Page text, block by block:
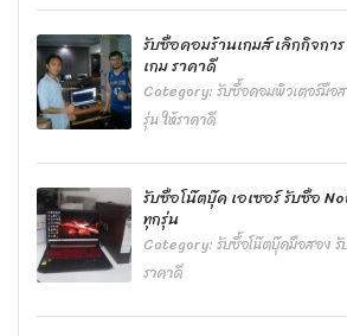
รับซื้อคอมร้านเกมส์ เลิกกิจกา
เกม ราคาดี
Category:รับซื้อคอมพิวเตอร์มือ
รุ่น ให้ราคาดี
รับซื้อโน๊ตบุ๊ค เอเซอร์ รับซื้อ
ทุกรุ่น
Category:รับซื้อโน๊ตบุ๊คมือสอง
ราคาดี